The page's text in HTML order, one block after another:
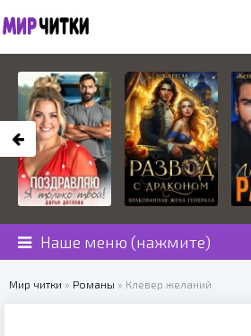
Наше меню (нажмите)
Мир читки » Романы » Клевер желаний